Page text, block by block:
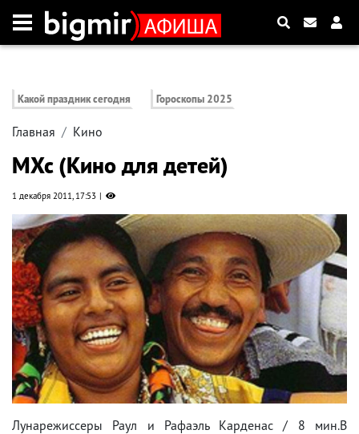
Какой праздник сегодня Гороскопы 2025
Главная Кино
MXc (Кино для детей)
1 декабря 2011, 17:53
Лунарежиссеры Раул и Рафаэль Карденас / 8 мин.В